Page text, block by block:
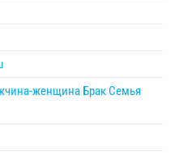
женщина Брак Семья